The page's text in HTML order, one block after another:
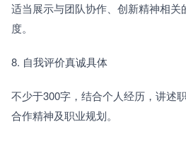
适当展示与团队协作、创新精神相关
度。
8. 自我评价真诚具体
不少于300字，结合个人经历，讲述
合作精神及职业规划。